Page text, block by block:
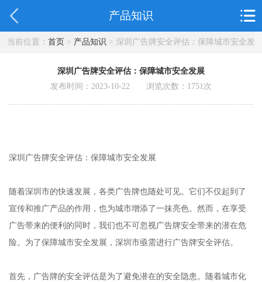
产品知识
当前位置： 首页> 产品知识 > 深圳广告牌安全评估：保障城市安全发
深圳广告牌安全评估：保障城市安全发展
发布时间：2023-10-22 浏览次数： 1751次
深圳广告牌安全评估：保障城市安全发展
随着深圳市的快速发展，各类广告牌也随处可见。它们不仅起到了
宣传和推广产品的作用，也为城市增添了一抹亮色。然而，在享受
广告带来的便利的同时，我们也不可忽视广告牌安全带来的潜在危
险。为了保障城市安全发展，深圳市亟需进行广告牌安全评估。
首先，广告牌的安全评估是为了避免潜在的安全隐患。随着城市化